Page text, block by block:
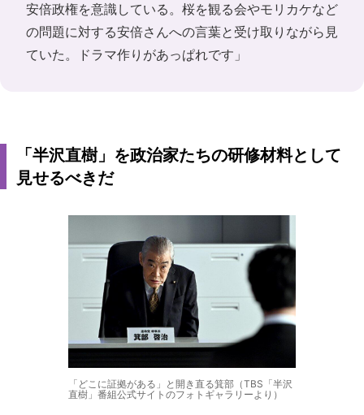
安倍政権を意識している。桜を観る会やモリカケなど
の問題に対する安倍さんへの言葉と受け取りながら見
ていた。ドラマ作りがあっぱれです」
「半沢直樹」を政治家たちの研修材料として
見せるべきだ
「どこに証拠がある」と開き直る箕部（TBS「半沢
直樹」番組公式サイトのフォトギャラリーより）